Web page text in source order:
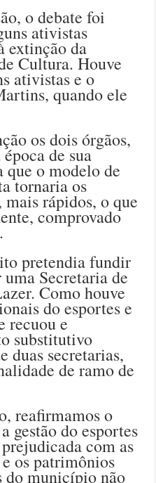
o debate foi
ativistas
extinção da
Cultura. Houve
ativistas e o
quando ele
os dois órgãos,
de sua
que o modelo de
tornaria os
mais rápidos, o que
comprovado
pretendia fundir
Secretaria de
Como houve
do esportes e
recuou e
substitutivo
duas secretarias,
de ramo de
reafirmamos o
gestão do esportes
com as
os patrimônios
do município não